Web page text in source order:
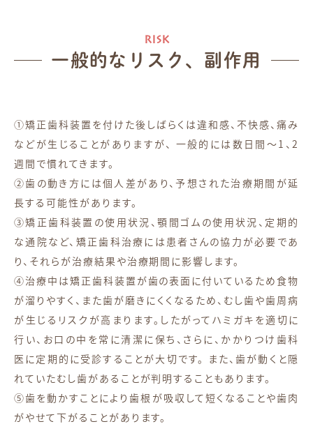
一般的なリスク、副作用
①矯正歯科装置を付けた後しばらくは違和感、不快感、痛み
などが生じることがありますが、 一般的には数日間～1、2
週間で慣れてきます。
②歯の動き方には個人差があり、予想された治療期間が延
長する可能性があります。
③矯正歯科装置の使用状況、顎間ゴムの使用状況、定期的
な通院など、矯正歯科治療には患者さんの協力が必要であ
り、それらが治療結果や治療期間に影響します。
④治療中は矯正歯科装置が歯の表面に付いているため食物
が溜りやすく、また歯が磨きにくくなるため、むし歯や歯周病
が生じるリスクが高まります。したがってハミガキを適切に
行い、お口の中を常に清潔に保ち、さらに、かかりつけ歯科
医に定期的に受診することが大切です。 また、歯が動くと隠
れていたむし歯があることが判明することもあります。
⑤歯を動かすことにより歯根が吸収して短くなることや歯肉
がやせて下がることがあります。